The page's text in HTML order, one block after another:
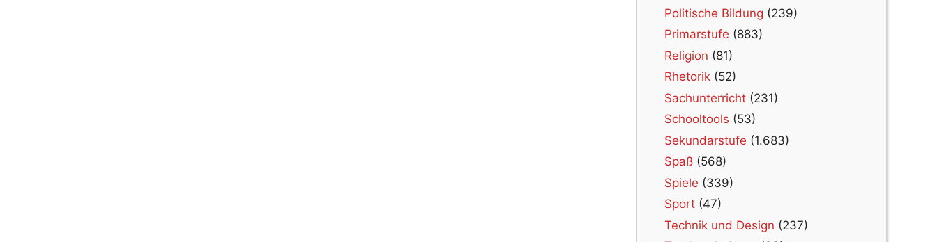
Politische Bildung (239)
Primarstufe (883)
Religion (81)
Rhetorik (52)
Sachunterricht (231)
Schooltools (53)
Sekundarstufe (1.683)
Spaß (568)
Spiele (339)
Sport (47)
Technik und Design (237)